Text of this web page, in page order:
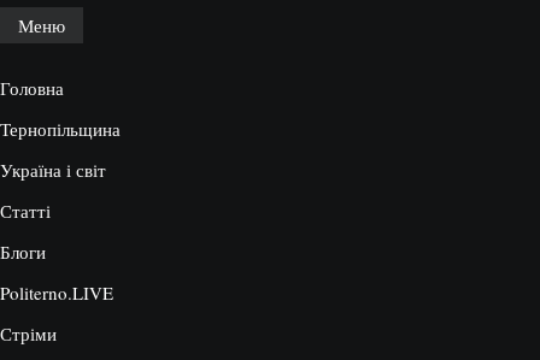
Меню
Головна
Тернопільщина
Україна і світ
Статті
Блоги
Politerno.LIVE
Стріми